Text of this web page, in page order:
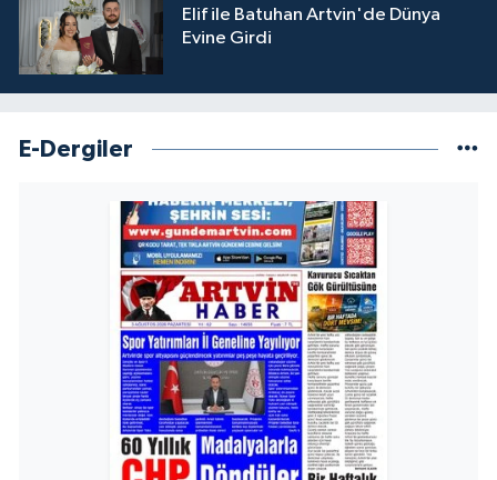
Elif ile Batuhan Artvin'de Dünya
Evine Girdi
E-Dergiler